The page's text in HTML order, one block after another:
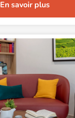
En savoir plus